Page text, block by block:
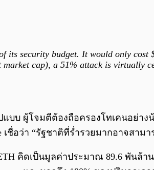
its security budget. It would only
market cap), a 51% attack is virtually
บบ ผู้โจมตีต้องถือครองโทเคนอย่า
ชื่อว่า “รัฐชาติที่ร่ำรวยมากอาจสามา
คิดเป็นมูลค่าประมาณ 89.6 พันล้